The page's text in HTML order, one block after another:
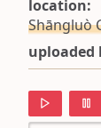
location:
Shāngluò
uploaded